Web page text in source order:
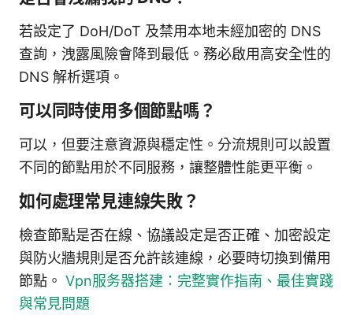
若設定了 DoH/DoT 及禁用本地未經加密的 DNS
查詢，洩露風險會降到最低。務必啟用高安全性的
DNS 解析選項。
可以同時使用多個節點嗎？
可以，但要注意資源與穩定性。分流規則可以設置
不同的節點用於不同服務，讓整體性能更平衡。
如何處理常見連線失敗？
檢查節點是否在線、協議設定是否正確、加密設定
與防火牆規則是否允許該連線，必要時切換到備用
節點。 Vpn服务器搭建：完整實作指南、最佳實踐
與常見問題